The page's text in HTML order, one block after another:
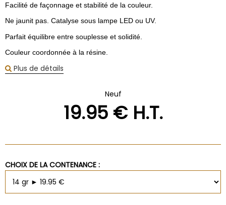
Facilité de façonnage et stabilité de la couleur.
Ne jaunit pas. Catalyse sous lampe LED ou UV.
Parfait équilibre entre souplesse et solidité.
Couleur coordonnée à la résine.
Plus de détails
Neuf
19.95€ H.T.
CHOIX DE LA CONTENANCE :